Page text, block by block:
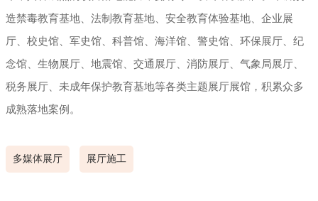
造禁毒教育基地、法制教育基地、安全教育体验基地、企业展
厅、校史馆、军史馆、科普馆、海洋馆、警史馆、环保展厅、纪
念馆、生物展厅、地震馆、交通展厅、消防展厅、气象局展厅、
税务展厅、未成年保护教育基地等各类主题展厅展馆，积累众多
成熟落地案例。
多媒体展厅 展厅施工